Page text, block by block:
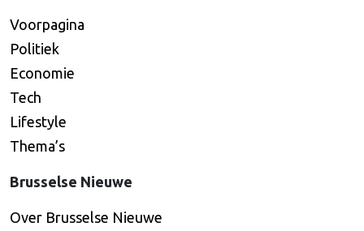
Voorpagina
Politiek
Economie
Tech
Lifestyle
Thema’s
Brusselse Nieuwe
Over Brusselse Nieuwe